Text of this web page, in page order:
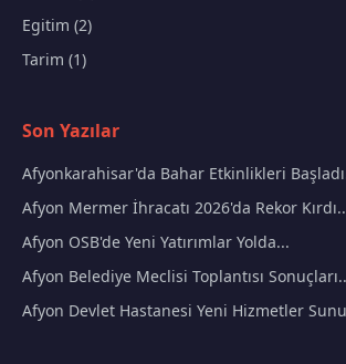
Egitim (2)
Tarim (1)
Son Yazılar
Afyonkarahisar'da Bahar Etkinlikleri
Afyon Mermer İhracatı 2026'da Rekor
Afyon OSB'de Yeni Yatırımlar Yolda...
Afyon Belediye Meclisi Toplantısı
Afyon Devlet Hastanesi Yeni Hizmetler